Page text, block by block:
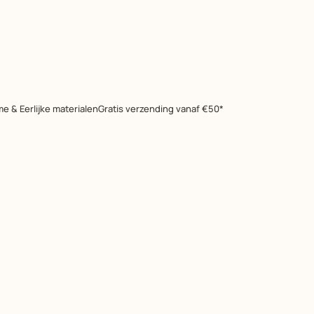
& Eerlijke materialenGratis verzending vanaf €50*